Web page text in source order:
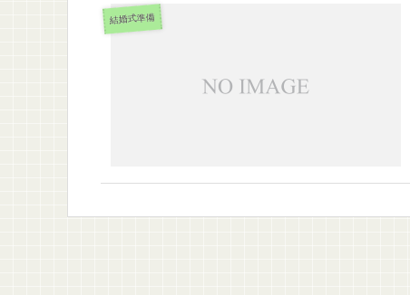
結婚式準備